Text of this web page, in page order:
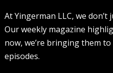
At Yingerman LLC, we
Our weekly magazine
now, we’re bringing them
episodes.